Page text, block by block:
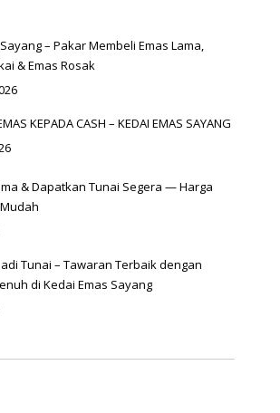
– Pakar Membeli Emas Lama,
& Emas Rosak
KEPADA CASH – KEDAI EMAS SAYANG
& Dapatkan Tunai Segera — Harga
Tunai – Tawaran Terbaik dengan
di Kedai Emas Sayang